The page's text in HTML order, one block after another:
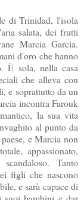
di Trinidad, l'isola
salata, dei frutti
Marcia Garcia.
d'oro che hanno
È sola, nella casa
che alleva con
e soprattutto da un
incontra Farouk
la sua vita
al punto da
e Marcia non
appassionato,
Tanto
figli che nascono
e sarà capace di